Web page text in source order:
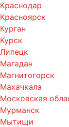
Краснодар
Красноярск
Курган
Курск
Липецк
Магадан
Магнитогорск
Махачкала
Московская
Мурманск
Мытищи